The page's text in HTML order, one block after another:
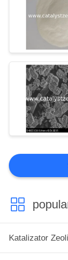
Katalizator